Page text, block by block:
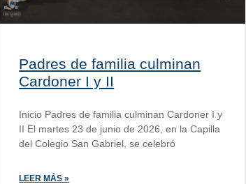
Padres de familia culminan
Cardoner I y II
Inicio Padres de familia culminan Cardoner I y
II El martes 23 de junio de 2026, en la Capilla
del Colegio San Gabriel, se celebró
LEER MÁS »